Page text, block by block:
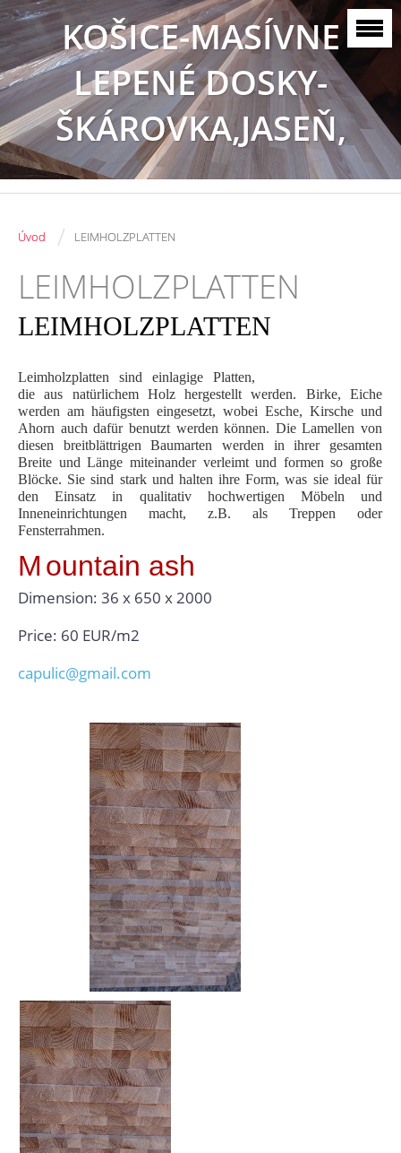
KOŠICE-MASÍVNE
LEPENÉ DOSKY-
ŠKÁROVKA,JASEŇ,
BUK, DUB
Úvod / LEIMHOLZPLATTEN
LEIMHOLZPLATTEN
LEIMHOLZPLATTEN
Leimholzplatten sind einlagige Platten,
die aus natürlichem Holz hergestellt werden. Birke, Eiche
werden am häufigsten eingesetzt, wobei Esche, Kirsche und
Ahorn auch dafür benutzt werden können. Die Lamellen von
diesen breitblättrigen Baumarten werden in ihrer gesamten
Breite und Länge miteinander verleimt und formen so große
Blöcke. Sie sind stark und halten ihre Form, was sie ideal für
den Einsatz in qualitativ hochwertigen Möbeln und
Inneneinrichtungen macht, z.B. als Treppen oder
Fensterrahmen.
M ountain ash
Dimension: 36 x 650 x 2000
Price: 60 EUR/m2
capulic@gmail.com